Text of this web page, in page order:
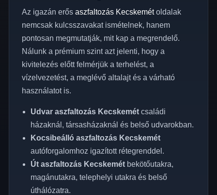
Az igazán erős aszfaltozás Kecskemétoldalak
nemcsak kulcsszavakat ismételnek, hanem
pontosan megmutatják, mit kap a megrendelő.
Nálunk a prémium szint azt jelenti, hogy a
kivitelezés előtt felmérjük a terhelést, a
vízelvezetést, a meglévő altalajt és a várható
használatot is.
Udvar aszfaltozás Kecskemétcsaládi
házaknál, társasházaknál és belső udvarokban.
Kocsibeálló aszfaltozás Kecskemét
autóforgalomhoz igazított rétegrenddel.
Út aszfaltozás Kecskemétbekötőutakra,
magánutakra, telephelyi utakra és belső
úthálózatra.